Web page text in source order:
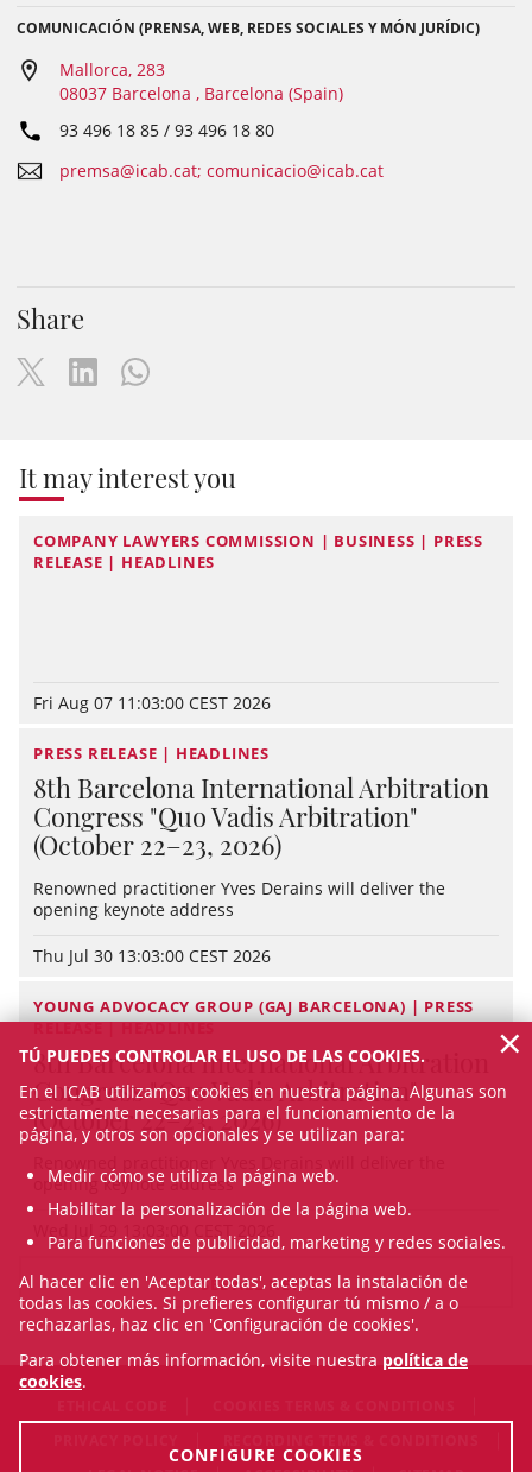
COMUNICACIÓN (PRENSA, WEB, REDES SOCIALES Y MÓN JURÍDIC)
Mallorca, 283
08037 Barcelona , Barcelona (Spain)
93 496 18 85 / 93 496 18 80
premsa@icab.cat; comunicacio@icab.cat
Share
It may interest you
COMPANY LAWYERS COMMISSION | BUSINESS | PRESS
RELEASE | HEADLINES
Fri Aug 07 11:03:00 CEST 2026
PRESS RELEASE | HEADLINES
8th Barcelona International Arbitration
Congress "Quo Vadis Arbitration"
(October 22–23, 2026)
Renowned practitioner Yves Derains will deliver the
opening keynote address
Thu Jul 30 13:03:00 CEST 2026
YOUNG ADVOCACY GROUP (GAJ BARCELONA) | PRESS
RELEASE | HEADLINES
8th Barcelona International Arbitration
Congress "Quo Vadis Arbitration"
(October 22–23, 2026)
opening keynote address
Wed Jul 29 13:03:00 CEST 2026
SEE ALL NEWS
TÚ PUEDES CONTROLAR EL USO DE LAS COOKIES.
En el ICAB utilizamos cookies en nuestra página. Algunas son
estrictamente necesarias para el funcionamiento de la
página, y otros son opcionales y se utilizan para:
Medir cómo se utiliza la página web.
Habilitar la personalización de la página web.
Para funciones de publicidad, marketing y redes sociales.
Al hacer clic en 'Aceptar todas', aceptas la instalación de
todas las cookies. Si prefieres configurar tú mismo / a o
rechazarlas, haz clic en 'Configuración de cookies'.
Para obtener más información, visite nuestra política de
cookies.
CONFIGURE COOKIES
×